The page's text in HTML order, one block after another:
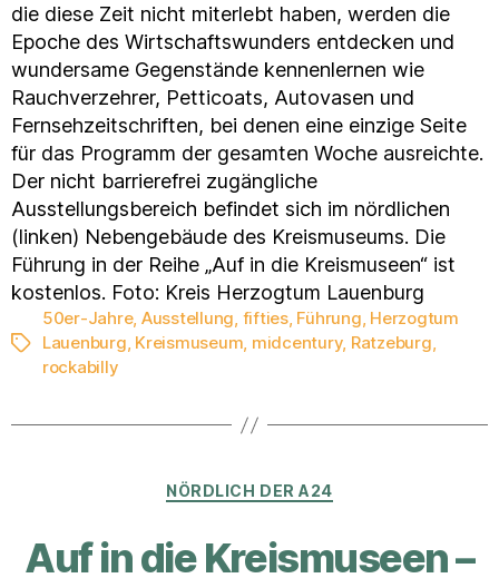
die diese Zeit nicht miterlebt haben, werden die
Epoche des Wirtschaftswunders entdecken und
wundersame Gegenstände kennenlernen wie
Rauchverzehrer, Petticoats, Autovasen und
Fernsehzeitschriften, bei denen eine einzige Seite
für das Programm der gesamten Woche ausreichte.
Der nicht barrierefrei zugängliche
Ausstellungsbereich befindet sich im nördlichen
(linken) Nebengebäude des Kreismuseums. Die
Führung in der Reihe „Auf in die Kreismuseen“ ist
kostenlos. Foto: Kreis Herzogtum Lauenburg
Schlagwörter
50er-Jahre, Ausstellung, fifties, Führung, Herzogtum
Lauenburg, Kreismuseum, midcentury, Ratzeburg,
rockabilly
Kategorien
NÖRDLICH DER A24
Auf in die Kreismuseen –